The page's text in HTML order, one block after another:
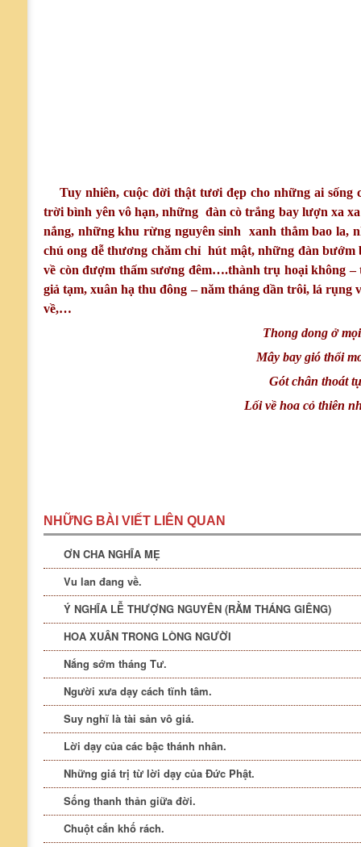
Tuy nhiên, cuộc đời thật tươi đẹp cho những ai
trời bình yên vô hạn, những đàn cò trắng bay lượn xa
nắng, những khu rừng nguyên sinh xanh thẳm bao la,
chú ong dễ thương chăm chỉ hút mật, những đàn
về còn đượm thấm sương đêm….thành trụ hoại không
giả tạm, xuân hạ thu đông – năm tháng dần trôi, lá rụng
về,…
Thong dong ở
Mây bay gió thổi
Gót chân thoát
Lối về hoa cỏ thiên
NHỮNG BÀI VIẾT LIÊN QUAN
ƠN CHA NGHĨA MẸ
Vu lan đang về.
Ý NGHĨA LỄ THƯỢNG NGUYÊN (RẰM THÁNG GIÊNG)
HOA XUÂN TRONG LÒNG NGƯỜI
Nắng sớm tháng Tư.
Người xưa dạy cách tĩnh tâm.
Suy nghĩ là tài sản vô giá.
Lời dạy của các bậc thánh nhân.
Những giá trị từ lời dạy của Đức Phật.
Sống thanh thản giữa đời.
Chuột cắn khố rách.